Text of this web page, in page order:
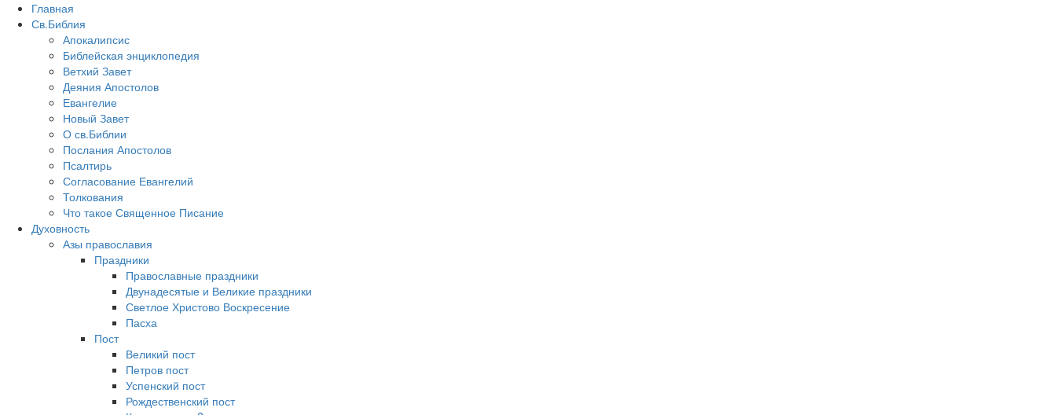
Главная
Св.Библия
Апокалипсис
Библейская энциклопедия
Ветхий Завет
Деяния Апостолов
Евангелие
Новый Завет
О св.Библии
Послания Апостолов
Псалтирь
Согласование Евангелий
Толкования
Что такое Священное Писание
Духовность
Азы православия
Праздники
Православные праздники
Двунадесятые и Великие праздники
Светлое Христово Воскресение
Пасха
Пост
Великий пост
Петров пост
Успенский пост
Рождественский пост